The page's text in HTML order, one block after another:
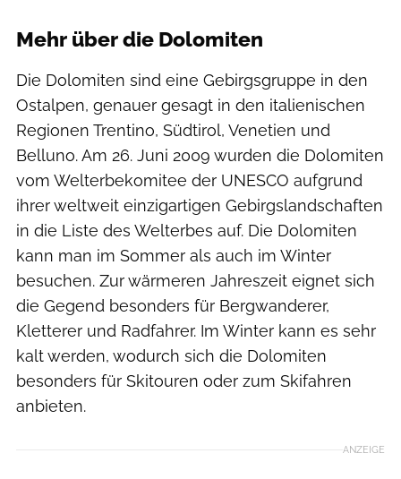
Mehr über die Dolomiten
Die Dolomiten sind eine Gebirgsgruppe in den
Ostalpen, genauer gesagt in den italienischen
Regionen Trentino, Südtirol, Venetien und
Belluno. Am 26. Juni 2009 wurden die Dolomiten
vom Welterbekomitee der UNESCO aufgrund
ihrer weltweit einzigartigen Gebirgslandschaften
in die Liste des Welterbes auf. Die Dolomiten
kann man im Sommer als auch im Winter
besuchen. Zur wärmeren Jahreszeit eignet sich
die Gegend besonders für Bergwanderer,
Kletterer und Radfahrer. Im Winter kann es sehr
kalt werden, wodurch sich die Dolomiten
besonders für Skitouren oder zum Skifahren
anbieten.
ANZEIGE